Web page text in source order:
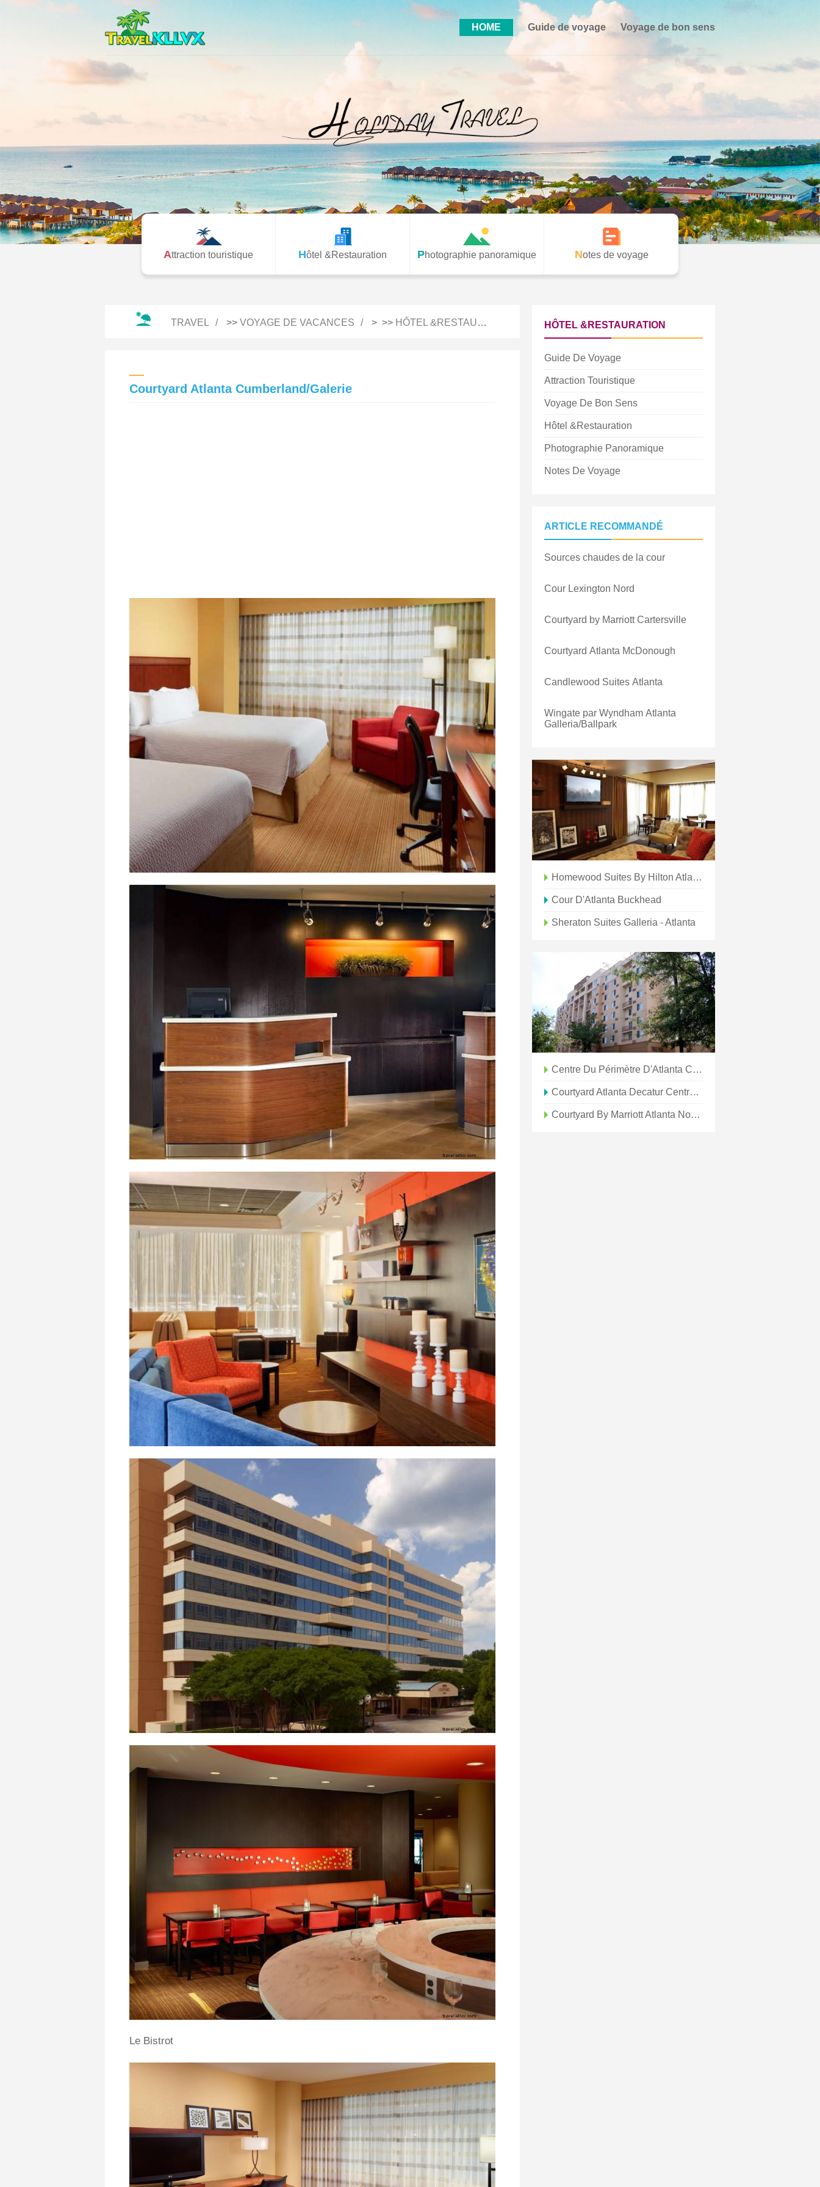
HOME Guide de voyage Voyage de bon sens
Attraction touristique Hôtel &Restauration Photographie panoramique Notes de voyage
TRAVEL >> VOYAGE DE VACANCES > >> HÔTEL &RESTAURATION
Courtyard Atlanta Cumberland/Galerie
Le Bistrot
HÔTEL &RESTAURATION
Guide De Voyage
Attraction Touristique
Voyage De Bon Sens
Hôtel &Restauration
Photographie Panoramique
Notes De Voyage
ARTICLE RECOMMANDÉ
Sources chaudes de la cour
Cour Lexington Nord
Courtyard by Marriott Cartersville
Courtyard Atlanta McDonough
Candlewood Suites Atlanta
Wingate par Wyndham Atlanta
Galleria/Ballpark
Homewood Suites By Hilton Atlanta-Galleria/Cumberland
Cour D'Atlanta Buckhead
Sheraton Suites Galleria - Atlanta
Centre Du Périmètre D'Atlanta Courtyard
Courtyard Atlanta Decatur Centre-Ville/Emory
Courtyard By Marriott Atlanta Northlake